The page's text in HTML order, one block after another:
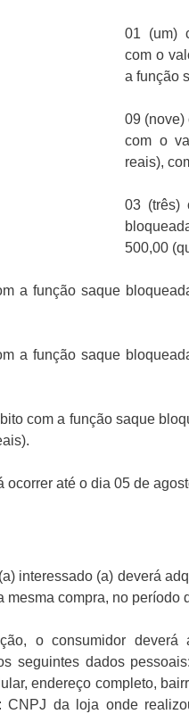
01 (um)
com o
a função
09 (nove)
com o
reais),
03 (três)
500,00
a função saque
a função saque
com a função saque
até o dia 05 de
interessado (a) deverá
mesma compra, no período
o consumidor deverá
seguintes dados
endereço completo,
da loja onde